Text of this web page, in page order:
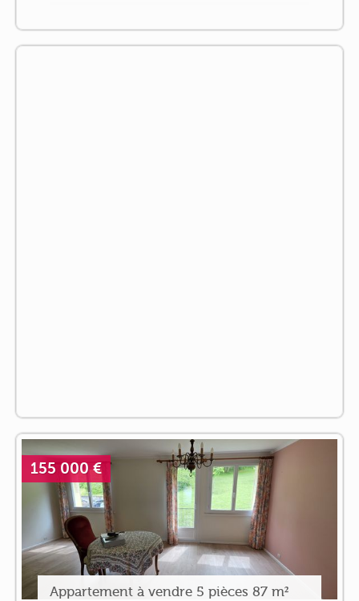
155 000 €
Appartement à vendre 5 pièces 87 m²